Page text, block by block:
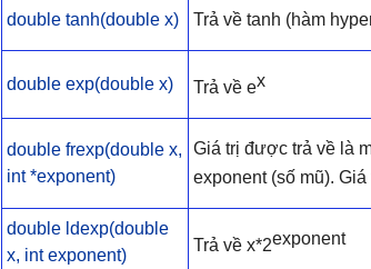
double tanh(double x) Trả về tanh (hàm
double exp(double x) Trả về ex
double frexp(double x,
int *exponent)
Giá trị được trả về là
exponent (số mũ).
double ldexp(double
x, int exponent)
Trả về x*2exponent